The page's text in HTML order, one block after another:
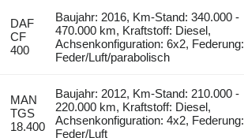
DAF
CF
400
Baujahr: 2016, Km-Stand: 340.000 -
470.000 km, Kraftstoff: Diesel,
Achsenkonfiguration: 6x2, Federung:
Feder/Luft/parabolisch
MAN
TGS
18.400
Baujahr: 2012, Km-Stand: 210.000 -
220.000 km, Kraftstoff: Diesel,
Achsenkonfiguration: 4x2, Federung:
Feder/Luft